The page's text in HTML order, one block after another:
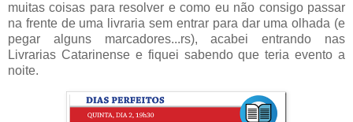
muitas coisas para resolver e como eu não consigo passar
na frente de uma livraria sem entrar para dar uma olhada (e
pegar alguns marcadores...rs), acabei entrando nas
Livrarias Catarinense e fiquei sabendo que teria evento a
noite.